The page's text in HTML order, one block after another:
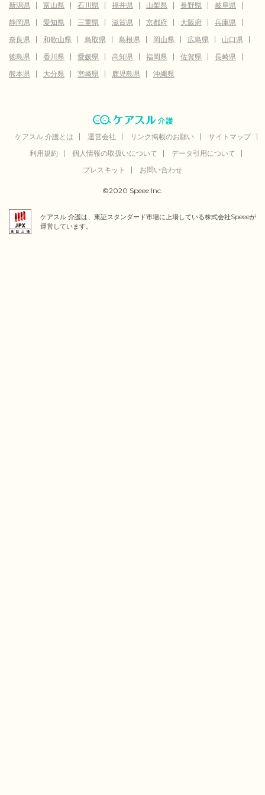
新潟県
富山県 石川県 福井県 山梨県 長野県
岐阜県
静岡県
愛知県 三重県 滋賀県 京都府 大阪府
兵庫県
奈良県
和歌山県 鳥取県 島根県 岡山県 広島県
山口県
徳島県
香川県 愛媛県 高知県 福岡県 佐賀県
長崎県
熊本県
大分県 宮崎県 鹿児島県 沖縄県
ケアスル 介護とは 運営会社 リンク掲載のお願い
サイトマップ
利用規約
個人情報の取扱いについて
データ引用について
プレスキット
お問い合わせ
©2020 Speee Inc.
ケアスル 介護は、東証スタンダード市場に上場している株式会社Speeeが
運営しています。